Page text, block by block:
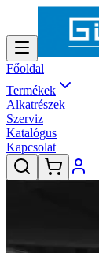
Főoldal
Termékek
Alkatrészek
Szerviz
Katalógus
Kapcsolat